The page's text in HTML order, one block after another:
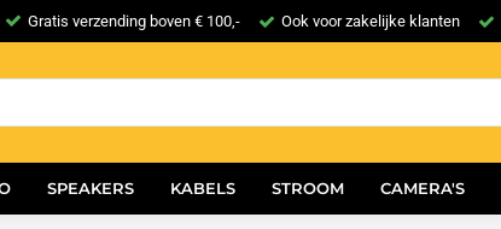
Gratis verzending boven € 100,- Ook voor zakelijke klanten
SPEAKERS KABELS STROOM CAMERA'S